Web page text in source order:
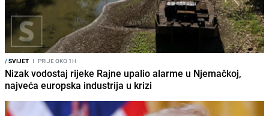
/SVIJET I PRIJE OKO 1H
Nizak vodostaj rijeke Rajne upalio alarme u Njemačkoj,
najveća europska industrija u krizi